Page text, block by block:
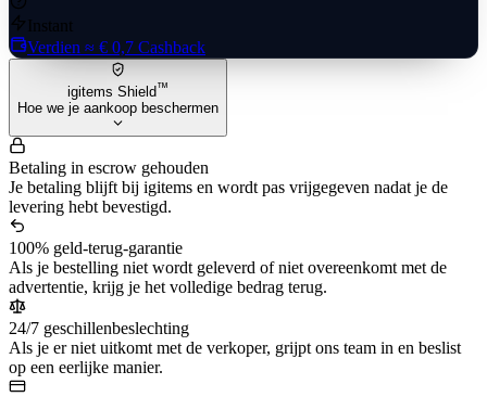
Instant
Verdien ≈ € 0,7 Cashback
igitems Shield™
Hoe we je aankoop beschermen
Betaling in escrow gehouden
Je betaling blijft bij igitems en wordt pas vrijgegeven nadat je de
levering hebt bevestigd.
100% geld-terug-garantie
Als je bestelling niet wordt geleverd of niet overeenkomt met de
advertentie, krijg je het volledige bedrag terug.
24/7 geschillenbeslechting
Als je er niet uitkomt met de verkoper, grijpt ons team in en beslist
op een eerlijke manier.